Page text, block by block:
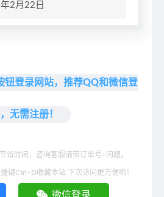
2月22日
钮登录网站，推荐QQ和微信登
无需注册！
省时间，咨询客服请带订单号+问题。
键Ctrl+D收藏本站,下次访问更方便哟！